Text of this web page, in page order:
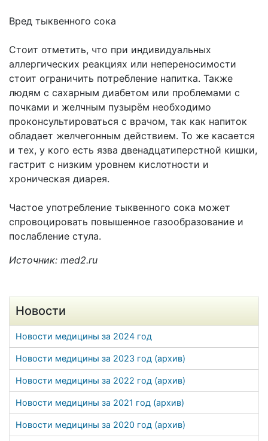
Вред тыквенного сока
Стоит отметить, что при индивидуальных
аллергических реакциях или непереносимости
стоит ограничить потребление напитка. Также
людям с сахарным диабетом или проблемами с
почками и желчным пузырём необходимо
проконсультироваться с врачом, так как напиток
обладает желчегонным действием. То же касается
и тех, у кого есть язва двенадцатиперстной кишки,
гастрит с низким уровнем кислотности и
хроническая диарея.
Частое употребление тыквенного сока может
спровоцировать повышенное газообразование и
послабление стула.
Источник: med2.ru
Новости
Новости медицины за 2024 год
Новости медицины за 2023 год (архив)
Новости медицины за 2022 год (архив)
Новости медицины за 2021 год (архив)
Новости медицины за 2020 год (архив)